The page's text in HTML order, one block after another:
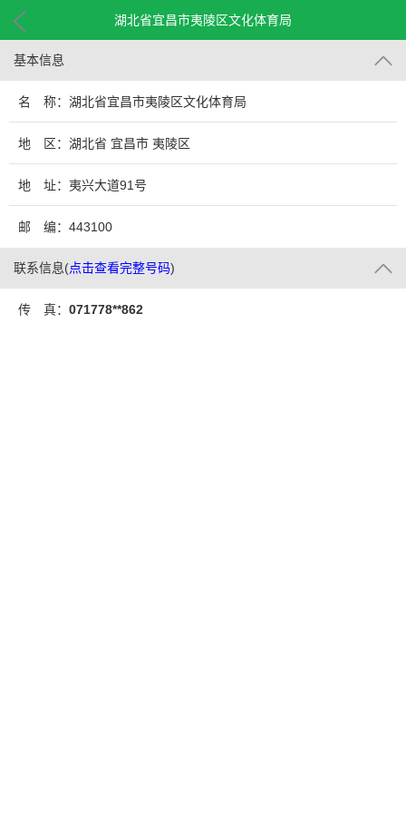
湖北省宜昌市夷陵区文化体育局
基本信息
名 称：湖北省宜昌市夷陵区文化体育局
地 区：湖北省 宜昌市 夷陵区
地 址：夷兴大道91号
邮 编：443100
联系信息(点击查看完整号码)
传 真： 071778**862